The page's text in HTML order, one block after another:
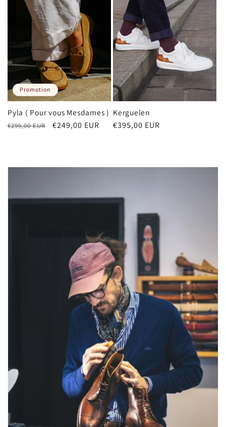
Promotion
Pyla ( Pour vous Mesdames )
Prix
€299,00 EUR
Prix
€249,00 EUR
Kerguelen
Prix
€395,00 EUR